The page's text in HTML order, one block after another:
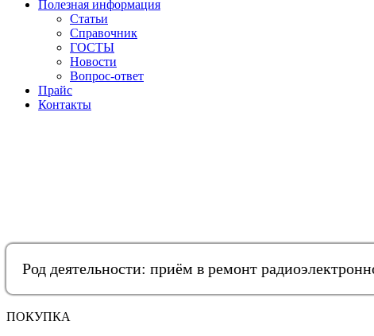
Полезная информация
Статьи
Справочник
ГОСТЫ
Новости
Вопрос-ответ
Прайс
Контакты
Род деятельности: приём в ремонт
ПОКУПКА